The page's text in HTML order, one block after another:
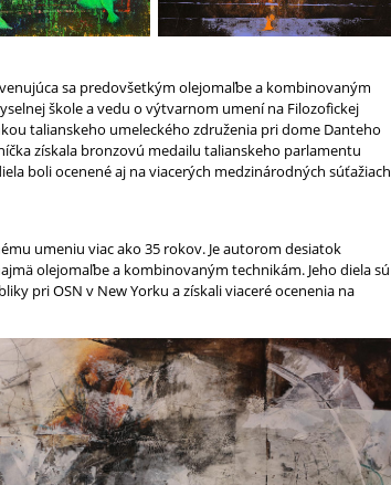
sa predovšetkým olejomaľbe a kombinovaným
škole a vedu o výtvarnom umení na Filozofickej
talianskeho umeleckého združenia pri dome Danteho
získala bronzovú medailu talianskeho parlamentu
boli ocenené aj na viacerých medzinárodných súťažiach
umeniu viac ako 35 rokov. Je autorom desiatok
olejomaľbe a kombinovaným technikám. Jeho diela sú
pri OSN v New Yorku a získali viaceré ocenenia na